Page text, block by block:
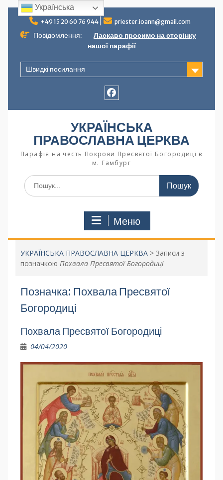
+49 15 20 60 76 944 priester.ioann@gmail.com
Повідомлення:
Ласкаво просимо на сторінку
нашої парафії
Швидкі посилання
УКРАЇНСЬКА
ПРАВОСЛАВНА ЦЕРКВА
Парафія на честь Покрови Пресвятої Богородиці в
м. Гамбург
Меню
УКРАЇНСЬКА ПРАВОСЛАВНА ЦЕРКВА> Записи з
позначкою Похвала Пресвятої Богородиці
Позначка: Похвала Пресвятої
Богородиці
Похвала Пресвятої Богородиці
04/04/2020
Українська